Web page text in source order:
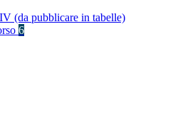
(da pubblicare in tabelle)
6